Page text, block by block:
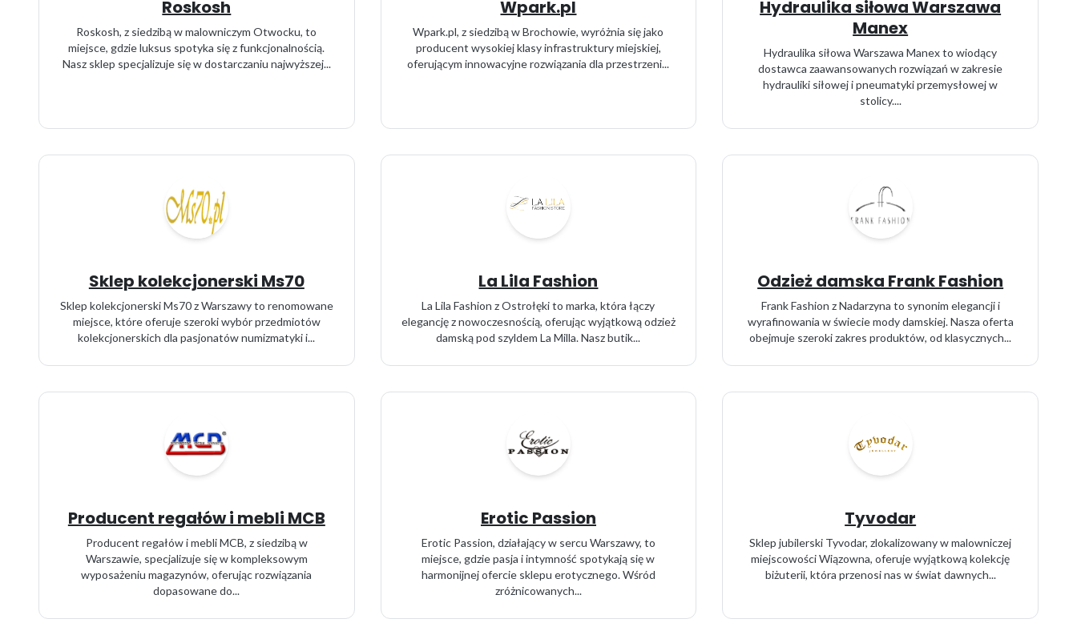
Roskosh
Roskosh, z siedzibą w malowniczym Otwocku, to
miejsce, gdzie luksus spotyka się z funkcjonalnością.
Nasz sklep specjalizuje się w dostarczaniu najwyższej...
Wpark.pl
Wpark.pl, z siedzibą w Brochowie, wyróżnia się jako
producent wysokiej klasy infrastruktury miejskiej,
oferującym innowacyjne rozwiązania dla przestrzeni...
Hydraulika siłowa Warszawa
Manex
Hydraulika siłowa Warszawa Manex to wiodący
dostawca zaawansowanych rozwiązań w zakresie
hydrauliki siłowej i pneumatyki przemysłowej w
stolicy....
Sklep kolekcjonerski Ms70
Sklep kolekcjonerski Ms70 z Warszawy to renomowane
miejsce, które oferuje szeroki wybór przedmiotów
kolekcjonerskich dla pasjonatów numizmatyki i...
La Lila Fashion
La Lila Fashion z Ostrołęki to marka, która łączy
elegancję z nowoczesnością, oferując wyjątkową odzież
damską pod szyldem La Milla. Nasz butik...
Odzież damska Frank Fashion
Frank Fashion z Nadarzyna to synonim elegancji i
wyrafinowania w świecie mody damskiej. Nasza oferta
obejmuje szeroki zakres produktów, od klasycznych...
Producent regałów i mebli MCB
Producent regałów i mebli MCB, z siedzibą w
Warszawie, specjalizuje się w kompleksowym
wyposażeniu magazynów, oferując rozwiązania
dopasowane do...
Erotic Passion
Erotic Passion, działający w sercu Warszawy, to
miejsce, gdzie pasja i intymność spotykają się w
harmonijnej ofercie sklepu erotycznego. Wśród
zróżnicowanych...
Tyvodar
Sklep jubilerski Tyvodar, zlokalizowany w malowniczej
miejscowości Wiązowna, oferuje wyjątkową kolekcję
biżuterii, która przenosi nas w świat dawnych...